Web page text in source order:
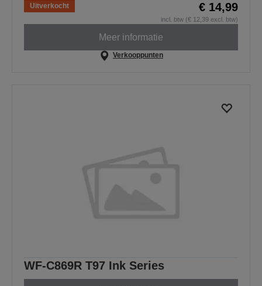
Uitverkocht € 14,99
incl. btw (€ 12,39 excl. btw)
Meer informatie
Verkooppunten
WF-C869R T97 Ink Series